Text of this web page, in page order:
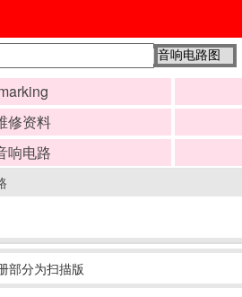
修资料
响电路
部分为扫描版